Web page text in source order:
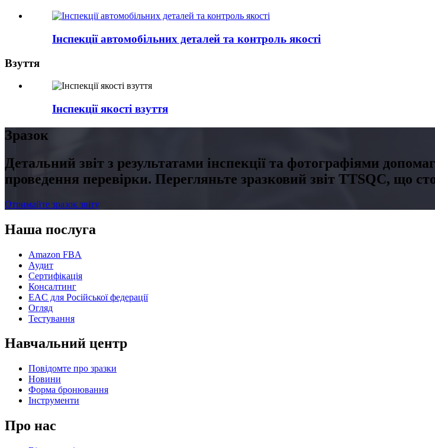
Інспекції автомобільних деталей та контроль якості
Взуття
Інспекції якості взуття
Зразок
Детальний звіт з результатами інспекції та фотографіями
проведення перевірки. Перегляньте зразковий звіт TTSQC, що
Отримайте зразок звіту
Наша послуга
Amazon FBA
Аудит
Сертифікація
Консалтинг
EAC для Російської федерації
Огляд
Тестування
Навчальний центр
Повідомте про зразки
Новини
Форма бронювання
Інструменти
Про нас